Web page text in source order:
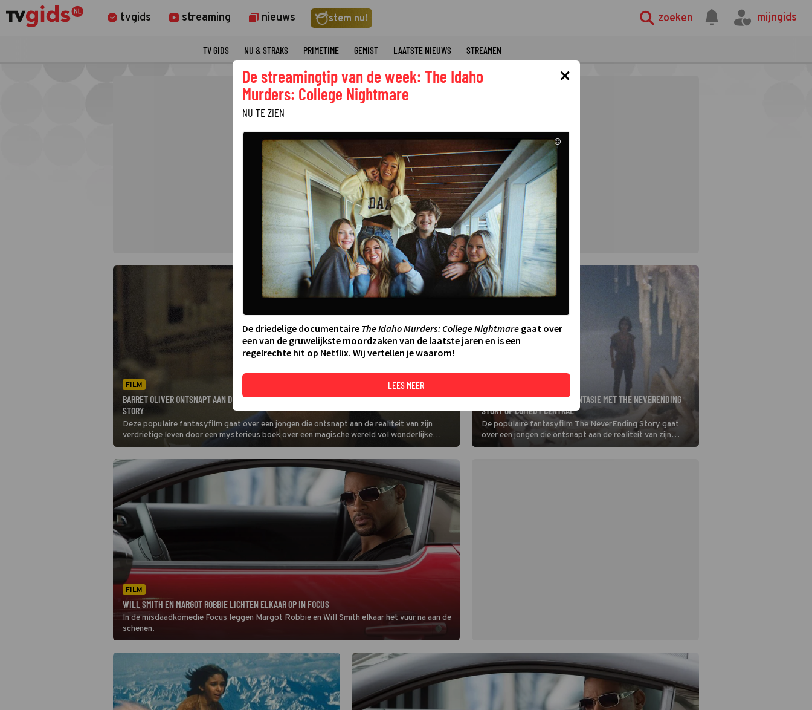
tvgids streaming nieuws stem nu! zoeken mijngids
TV GIDS NU & STRAKS PRIMETIME GEMIST LAATSTE NIEUWS STREAMEN
FILM
BARRET OLIVER ONTSNAPT AAN DE REALITEIT MET EEN MYSTERIEUS BOEK IN THE NEVERENDING
STORY
Deze populaire fantasyfilm gaat over een jongen die ontsnapt aan de realiteit van zijn
verdrietige leven door een mysterieus boek over een magische wereld vol wonderlijke
wezens te lezen.
DUIK IN EEN WERELD VOL FANTASIE MET THE NEVERENDING
STORY OP COMEDY CENTRAL
De populaire fantasyfilm The NeverEnding Story gaat
over een jongen die ontsnapt aan de realiteit van zijn
verdrietige leven door een mysterieus boek over een
FILM
WILL SMITH EN MARGOT ROBBIE LICHTEN ELKAAR OP IN FOCUS
In de misdaadkomedie Focus leggen Margot Robbie en Will Smith elkaar het vuur na aan de
schenen.
×
De streamingtip van de week: The Idaho
Murders: College Nightmare
NU TE ZIEN
©
De driedelige documentaire The Idaho Murders: College Nightmaregaat over
een van de gruwelijkste moordzaken van de laatste jaren en is een
regelrechte hit op Netflix. Wij vertellen je waarom!
LEES MEER